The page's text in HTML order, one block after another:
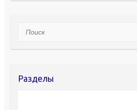
Поиск
Разделы